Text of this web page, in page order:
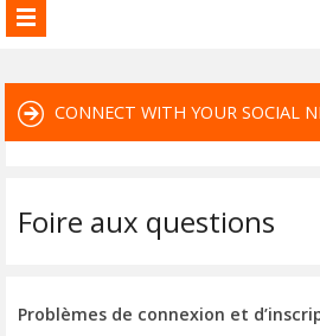
CONNECT WITH YOUR SOCIAL
Foire aux questions
Problèmes de connexion et